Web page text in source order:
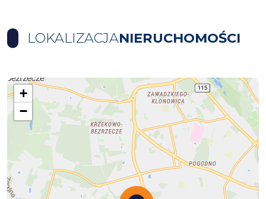
LOKALIZACJANIERUCHOMOŚCI
+
−